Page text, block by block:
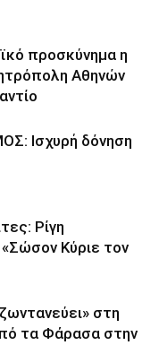
προσκύνημα η
Αθηνών
Ισχυρή δόνηση
Ρίγη
Κύριε τον
στη
τα Φάρασα στην